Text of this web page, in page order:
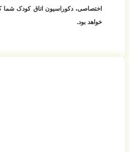
اختصاصی، دکوراسیون اتاق کودک شما
خواهد بود.